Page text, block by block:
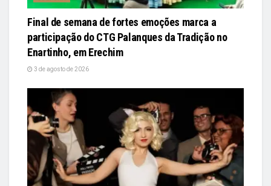
Final de semana de fortes emoções marca a
participação do CTG Palanques da Tradição no
Enartinho, em Erechim
3 de agosto de 2026